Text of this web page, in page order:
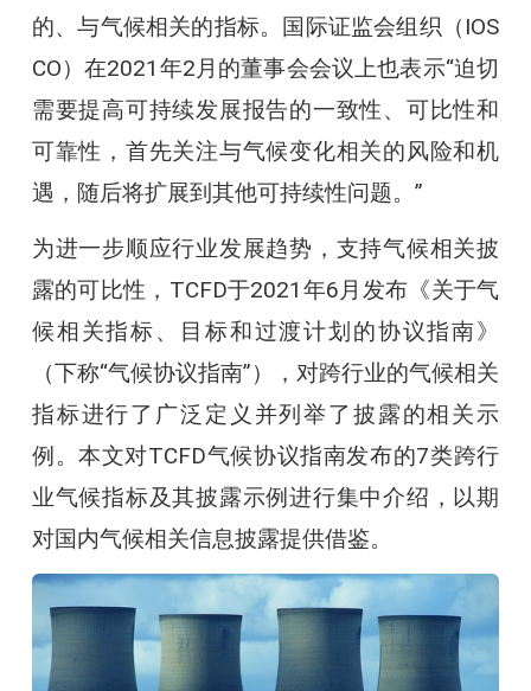
的、与气候相关的指标。国际证监会组织（IOS
CO）在2021年2月的董事会会议上也表示“迫切
需要提高可持续发展报告的一致性、可比性和
可靠性，首先关注与气候变化相关的风险和机
遇，随后将扩展到其他可持续性问题。”
为进一步顺应行业发展趋势，支持气候相关披
露的可比性，TCFD于2021年6月发布《关于气
候相关指标、目标和过渡计划的协议指南》
（下称“气候协议指南”），对跨行业的气候相关
指标进行了广泛定义并列举了披露的相关示
例。本文对TCFD气候协议指南发布的7类跨行
业气候指标及其披露示例进行集中介绍，以期
对国内气候相关信息披露提供借鉴。